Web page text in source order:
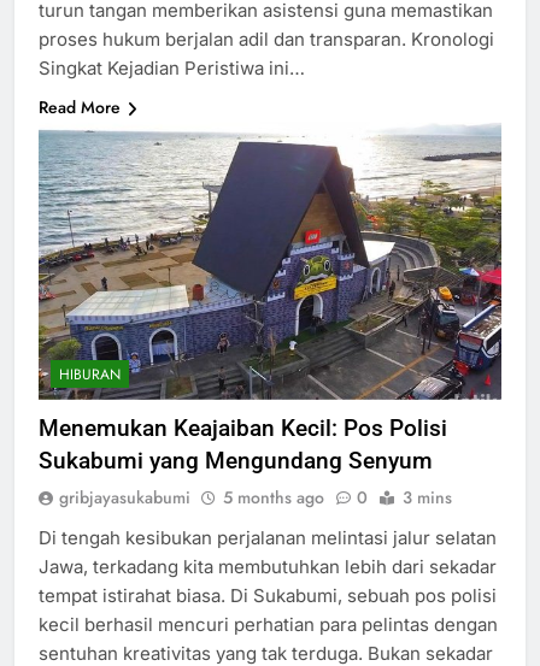
turun tangan memberikan asistensi guna memastikan
proses hukum berjalan adil dan transparan. Kronologi
Singkat Kejadian Peristiwa ini…
Read More
HIBURAN
Menemukan Keajaiban Kecil: Pos Polisi
Sukabumi yang Mengundang Senyum
gribjayasukabumi 5 months ago 0 3 mins
Di tengah kesibukan perjalanan melintasi jalur selatan
Jawa, terkadang kita membutuhkan lebih dari sekadar
tempat istirahat biasa. Di Sukabumi, sebuah pos polisi
kecil berhasil mencuri perhatian para pelintas dengan
sentuhan kreativitas yang tak terduga. Bukan sekadar